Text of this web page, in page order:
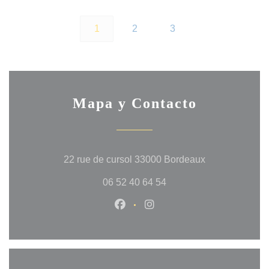
1 2 3
Mapa y Contacto
22 rue de cursol 33000 Bordeaux((abre en una
06 52 40 64 54
Facebook ((abre en una